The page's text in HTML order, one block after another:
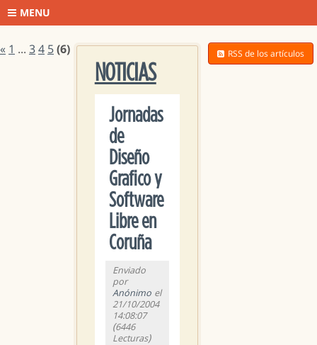
MENU
RSS de los artículos
« 1 ... 34 5(6)
NOTICIAS
Jornadas
de
Diseño
Grafico y
Software
Libre en
Coruña
Enviado
por
Anónimo el
21/10/2004
14:08:07
(6446
Lecturas)